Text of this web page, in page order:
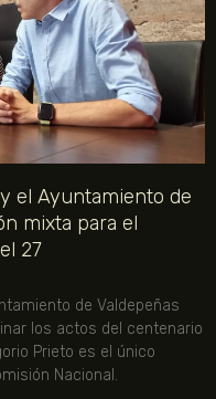
el Ayuntamiento de
mixta para el
27
de Valdepeñas
los actos del centenario
Prieto es el único
Nacional.